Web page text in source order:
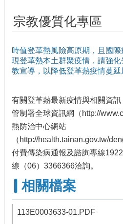
宗教優質化專區
時值登革熱風險高原期，且國
現登革熱本土群聚疫情，請強
教宣導，以降低登革熱疫情蔓延
有關登革熱最新疫情與相關資
管制署全球資訊網（http://
熱防治中心網站
（http://health.tainan.gov.tw/
付費傳染病通報及諮詢專線
線（06）3366366洽詢。
相關檔案
113E0003633-01.PDF